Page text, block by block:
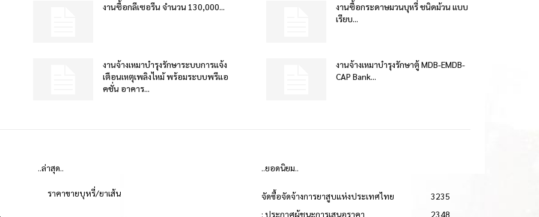
งานซื้อกลีเซอรีน จำนวน 130,000...
งานซื้อกระดาษมวนบุหรี่ ชนิดม้วน แบบ
เรียบ...
งานจ้างเหมาบำรุงรักษาระบบการแจ้ง
เตือนเหตุเพลิงไหม้ พร้อมระบบพรีแอ
คชั่น อาคาร...
งานจ้างเหมาบำรุงรักษาตู้ MDB-EMDB-
CAP Bank...
..ล่าสุด..
ราคาขายบุหรี่/ยาเส้น
..ยอดนิยม..
จัดซื้อจัดจ้างการยาสูบแห่งประเทศไทย
3235
: ประกาศผู้ชนะการเสนอราคา
2348